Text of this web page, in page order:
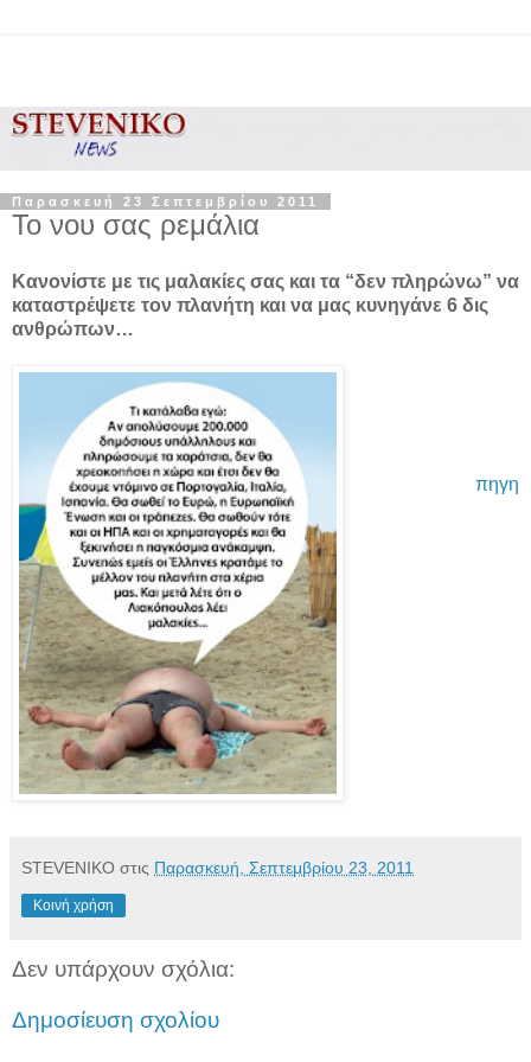
Παρασκευή 23 Σεπτεμβρίου 2011
To νου σας ρεμάλια
Κανονίστε με τις μαλακίες σας και τα “δεν πληρώνω” να
καταστρέψετε τον πλανήτη και να μας κυνηγάνε 6 δις
ανθρώπων…
πηγη
STEVENIKO στις Παρασκευή, Σεπτεμβρίου 23, 2011
Κοινή χρήση
Δεν υπάρχουν σχόλια:
Δημοσίευση σχολίου